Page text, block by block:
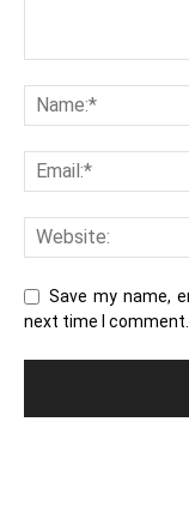
Save my name,
next time I comment.